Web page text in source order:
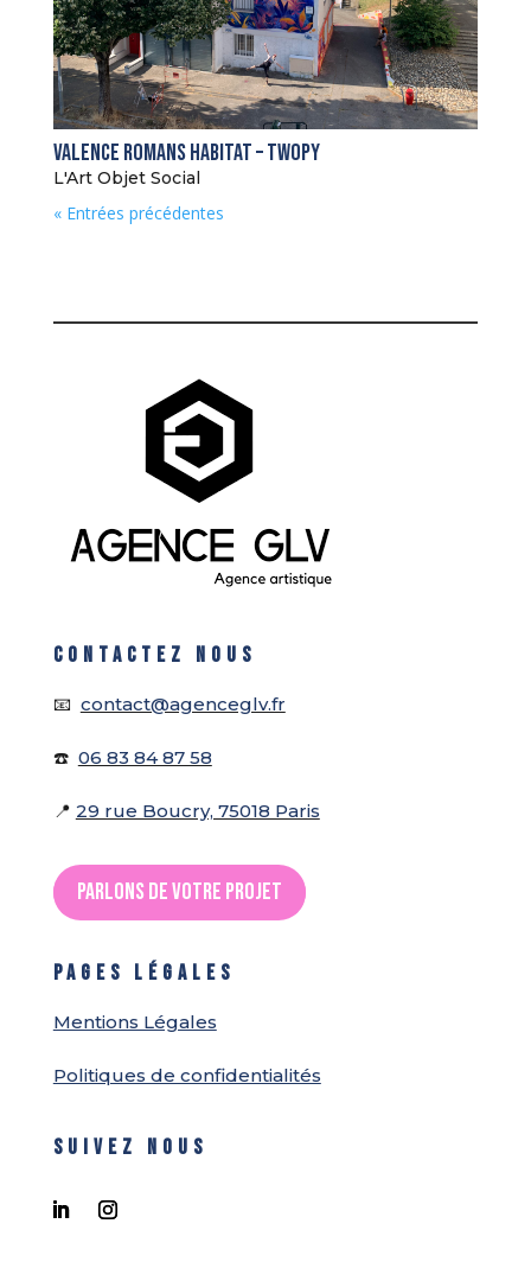
Valence Romans Habitat – Twopy
L'Art Objet Social
« Entrées précédentes
CONTACTEZ NOUS
📧 contact@agenceglv.fr
☎️ 06 83 84 87 58
📍 29 rue Boucry, 75018 Paris
Parlons de votre projet
PAGES LÉGALES
Mentions Légales
Politiques de confidentialités
SUIVEZ NOUS